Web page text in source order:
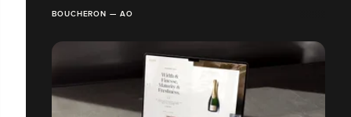
BOUCHERON — AO